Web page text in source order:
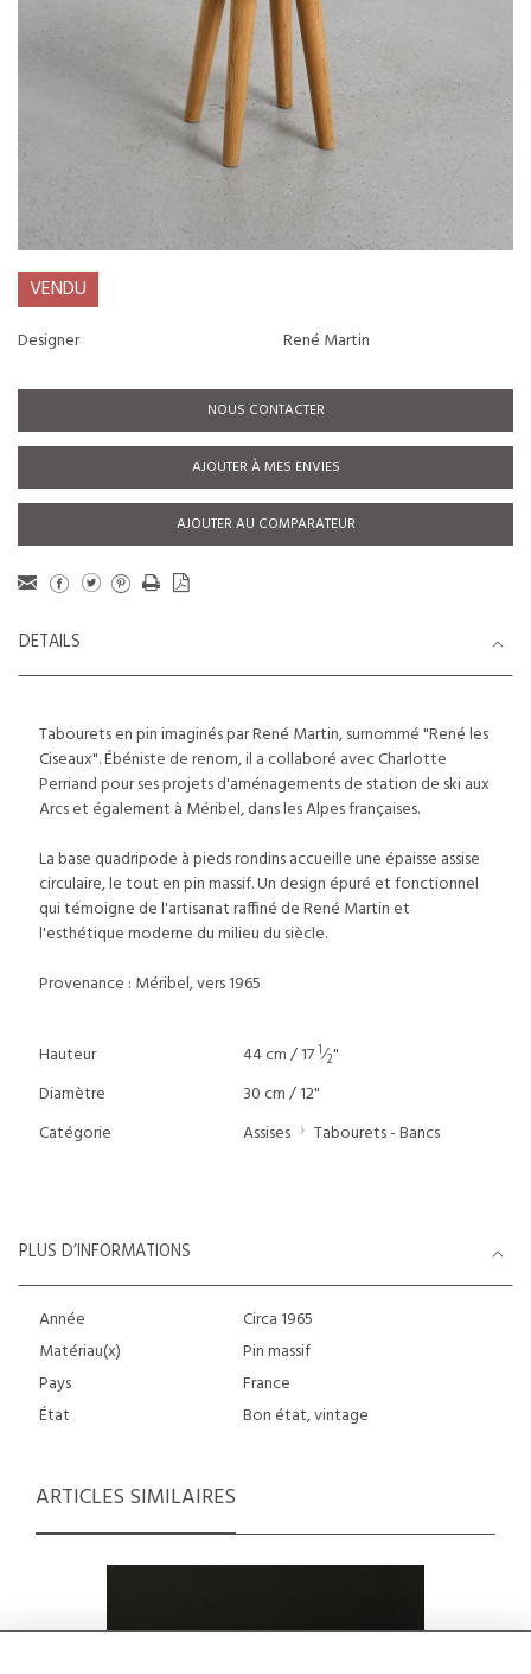
VENDU
Designer René Martin
NOUS CONTACTER
AJOUTER À MES ENVIES
AJOUTER AU COMPARATEUR
DETAILS
Tabourets en pin imaginés par René Martin, surnommé "René les
Ciseaux". Ébéniste de renom, il a collaboré avec Charlotte
Perriand pour ses projets d'aménagements de station de ski aux
Arcs et également à Méribel, dans les Alpes françaises.
La base quadripode à pieds rondins accueille une épaisse assise
circulaire, le tout en pin massif. Un design épuré et fonctionnel
qui témoigne de l'artisanat raffiné de René Martin et
l'esthétique moderne du milieu du siècle.
Provenance : Méribel, vers 1965
Hauteur 44 cm / 171⁄2"
Diamètre
30 cm / 12"
Catégorie
Assises Tabourets - Bancs
PLUS D’INFORMATIONS
Année
Circa 1965
Matériau(x)
Pin massif
Pays
France
État
Bon état, vintage
ARTICLES SIMILAIRES